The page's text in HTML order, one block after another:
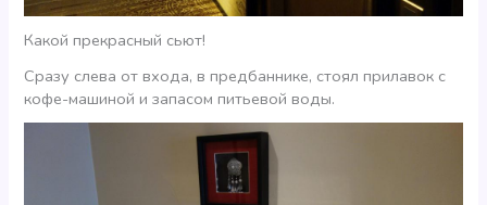
Какой прекрасный сьют!
Сразу слева от входа, в предбаннике, стоял прилавок с
кофе-машиной и запасом питьевой воды.